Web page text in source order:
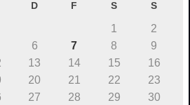
D F S S
1
2
6 7 8
9
13 14 15
16
20 21 22
23
27 28 29
30